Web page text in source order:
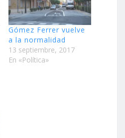
Gómez Ferrer vuelve
a la normalidad
13 septiembre, 2017
En «Política»